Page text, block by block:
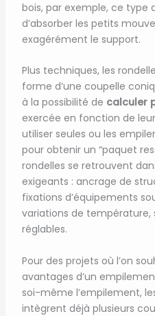
bois, par exemple, ce type
d’absorber les petits
exagérément le support.
Plus techniques, les
forme d’une coupelle
à la possibilité de calculer
exercée en fonction de
utiliser seules ou les
pour obtenir un “paquet
rondelles se retrouvent
exigeants : ancrage de
fixations d’équipements
variations de température,
réglables.
Pour des projets où l’on
avantages d’un
soi-même l’empilement,
intègrent déjà plusieurs